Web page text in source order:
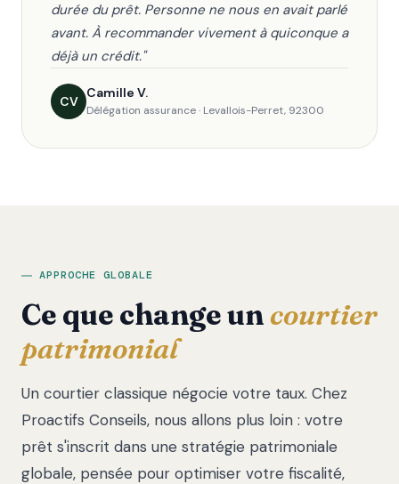
durée du prêt. Personne ne nous en avait parlé
avant. À recommander vivement à quiconque a
déjà un crédit."
CV
Camille V.
Délégation assurance · Levallois-Perret, 92300
APPROCHE GLOBALE
Ce que change uncourtier
patrimonial
Un courtier classique négocie votre taux. Chez
Proactifs Conseils, nous allons plus loin : votre
prêt s'inscrit dans une stratégie patrimoniale
globale, pensée pour optimiser votre fiscalité,